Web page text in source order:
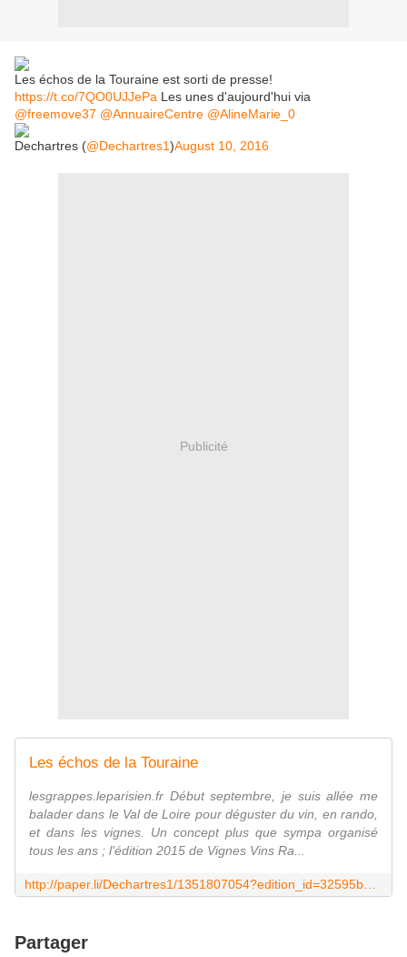
Les échos de la Touraine est sorti de presse!
https://t.co/7QO0UJJePa Les unes d'aujourd'hui via
@freemove37 @AnnuaireCentre @AlineMarie_0
Dechartres (@Dechartres1)August 10, 2016
Publicité
Les échos de la Touraine
lesgrappes.leparisien.fr Début septembre, je suis allée me
balader dans le Val de Loire pour déguster du vin, en rando,
et dans les vignes. Un concept plus que sympa organisé
tous les ans ; l'édition 2015 de Vignes Vins Ra...
Partager